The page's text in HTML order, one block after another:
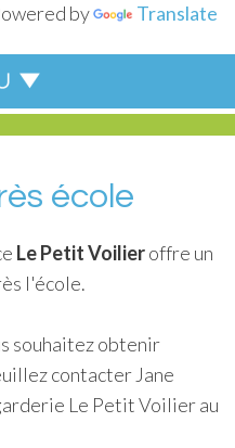
by Translate
école
Le Petit Voilieroffre un
l'école.
souhaitez obtenir
contacter Jane
Le Petit Voilier au